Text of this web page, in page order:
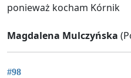
ponieważ kocham Kórnik
Magdalena Mulczyńska
#98